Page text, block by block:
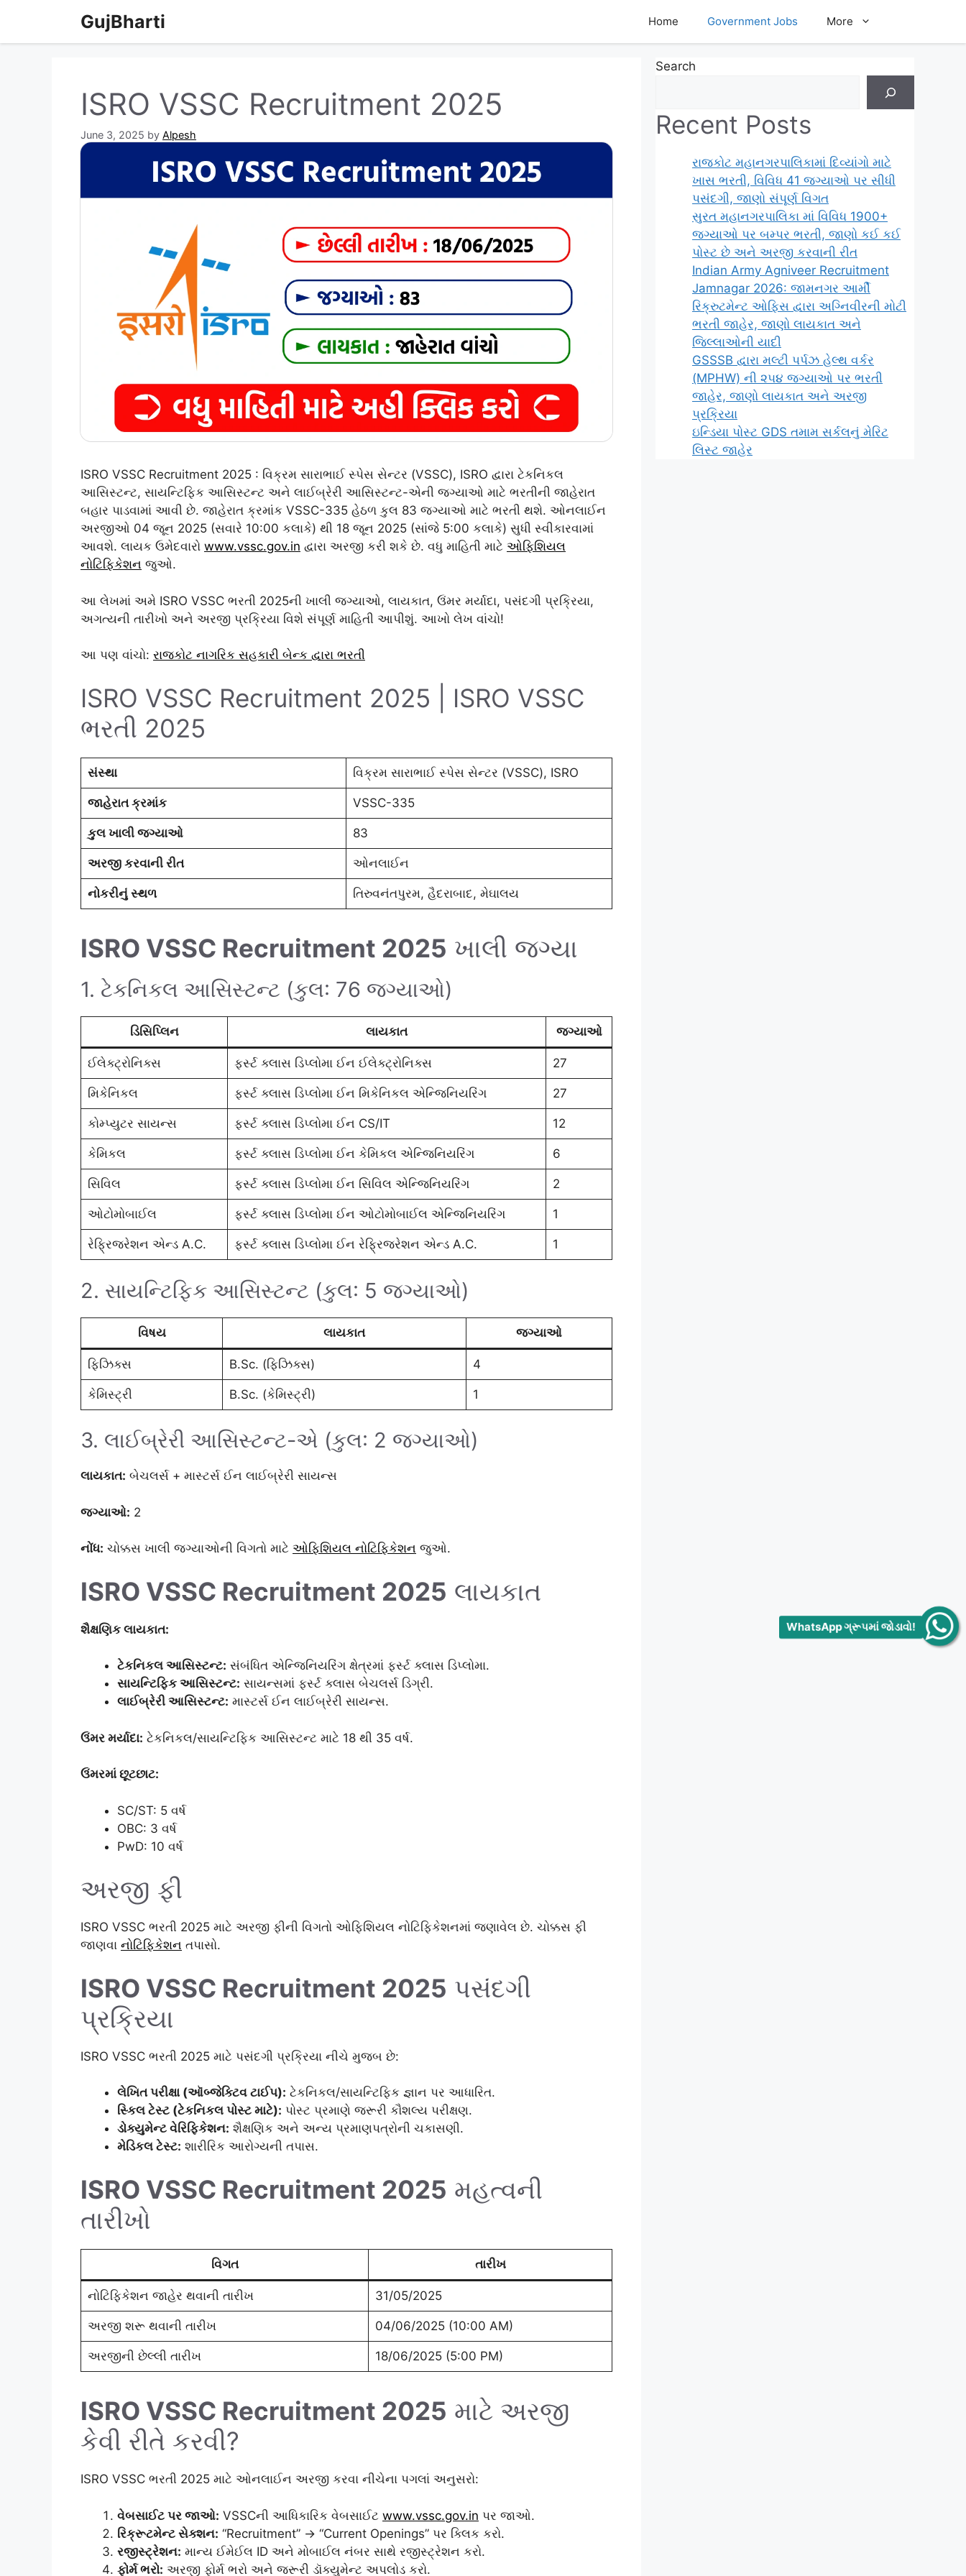
content
GujBharti Home Government Jobs More
ISRO VSSC Recruitment 2025
June 3, 2025 by Alpesh
ISRO VSSC Recruitment 2025 : વિક્રમ સારાભાઈ સ્પેસ સેન્ટર (VSSC), ISRO દ્વારા ટેકનિકલ
આસિસ્ટન્ટ, સાયન્ટિફિક આસિસ્ટન્ટ અને લાઈબ્રેરી આસિસ્ટન્ટ-એની જગ્યાઓ માટે ભરતીની જાહેરાત
બહાર પાડવામાં આવી છે. જાહેરાત ક્રમાંક VSSC-335 હેઠળ કુલ 83 જગ્યાઓ માટે ભરતી થશે. ઓનલાઈન
અરજીઓ 04 જૂન 2025 (સવારે 10:00 કલાકે) થી 18 જૂન 2025 (સાંજે 5:00 કલાકે) સુધી સ્વીકારવામાં
આવશે. લાયક ઉમેદવારો www.vssc.gov.in દ્વારા અરજી કરી શકે છે. વધુ માહિતી માટે ઓફિશિયલ
નોટિફિકેશન જુઓ.
આ લેખમાં અમે ISRO VSSC ભરતી 2025ની ખાલી જગ્યાઓ, લાયકાત, ઉંમર મર્યાદા, પસંદગી પ્રક્રિયા,
અગત્યની તારીખો અને અરજી પ્રક્રિયા વિશે સંપૂર્ણ માહિતી આપીશું. આખો લેખ વાંચો!
આ પણ વાંચો: રાજકોટ નાગરિક સહકારી બેન્ક દ્વારા ભરતી
ISRO VSSC Recruitment 2025 | ISRO VSSC
ભરતી 2025
સંસ્થા વિક્રમ સારાભાઈ સ્પેસ સેન્ટર (VSSC), ISRO
જાહેરાત ક્રમાંક VSSC-335
કુલ ખાલી જગ્યાઓ 83
અરજી કરવાની રીત ઓનલાઈન
નોકરીનું સ્થળ તિરુવનંતપુરમ, હૈદરાબાદ, મેઘાલય
ISRO VSSC Recruitment 2025 ખાલી જગ્યા
1. ટેકનિકલ આસિસ્ટન્ટ (કુલ: 76 જગ્યાઓ)
ડિસિપ્લિન લાયકાત જગ્યાઓ
ઈલેક્ટ્રોનિક્સ ફર્સ્ટ ક્લાસ ડિપ્લોમા ઈન ઈલેક્ટ્રોનિક્સ 27
મિકેનિકલ ફર્સ્ટ ક્લાસ ડિપ્લોમા ઈન મિકેનિકલ એન્જિનિયરિંગ 27
કોમ્પ્યુટર સાયન્સ ફર્સ્ટ ક્લાસ ડિપ્લોમા ઈન CS/IT 12
કેમિકલ ફર્સ્ટ ક્લાસ ડિપ્લોમા ઈન કેમિકલ એન્જિનિયરિંગ 6
સિવિલ ફર્સ્ટ ક્લાસ ડિપ્લોમા ઈન સિવિલ એન્જિનિયરિંગ 2
ઓટોમોબાઈલ ફર્સ્ટ ક્લાસ ડિપ્લોમા ઈન ઓટોમોબાઈલ એન્જિનિયરિંગ 1
રેફ્રિજરેશન એન્ડ A.C. ફર્સ્ટ ક્લાસ ડિપ્લોમા ઈન રેફ્રિજરેશન એન્ડ A.C. 1
2. સાયન્ટિફિક આસિસ્ટન્ટ (કુલ: 5 જગ્યાઓ)
વિષય લાયકાત જગ્યાઓ
ફિઝિક્સ B.Sc. (ફિઝિક્સ) 4
કેમિસ્ટ્રી B.Sc. (કેમિસ્ટ્રી) 1
3. લાઈબ્રેરી આસિસ્ટન્ટ-એ (કુલ: 2 જગ્યાઓ)
લાયકાત: બેચલર્સ + માસ્ટર્સ ઈન લાઈબ્રેરી સાયન્સ
જગ્યાઓ: 2
નોંધ: ચોક્કસ ખાલી જગ્યાઓની વિગતો માટે ઓફિશિયલ નોટિફિકેશન જુઓ.
ISRO VSSC Recruitment 2025 લાયકાત
શૈક્ષણિક લાયકાત:
ટેકનિકલ આસિસ્ટન્ટ: સંબંધિત એન્જિનિયરિંગ ક્ષેત્રમાં ફર્સ્ટ ક્લાસ ડિપ્લોમા.
સાયન્ટિફિક આસિસ્ટન્ટ: સાયન્સમાં ફર્સ્ટ ક્લાસ બેચલર્સ ડિગ્રી.
લાઈબ્રેરી આસિસ્ટન્ટ: માસ્ટર્સ ઈન લાઈબ્રેરી સાયન્સ.
ઉંમર મર્યાદા: ટેકનિકલ/સાયન્ટિફિક આસિસ્ટન્ટ માટે 18 થી 35 વર્ષ.
ઉંમરમાં છૂટછાટ:
SC/ST: 5 વર્ષ
OBC: 3 વર્ષ
PwD: 10 વર્ષ
અરજી ફી
ISRO VSSC ભરતી 2025 માટે અરજી ફીની વિગતો ઓફિશિયલ નોટિફિકેશનમાં જણાવેલ છે. ચોક્કસ ફી
જાણવા નોટિફિકેશન તપાસો.
ISRO VSSC Recruitment 2025 પસંદગી
પ્રક્રિયા
ISRO VSSC ભરતી 2025 માટે પસંદગી પ્રક્રિયા નીચે મુજબ છે:
લેખિત પરીક્ષા (ઑબ્જેક્ટિવ ટાઈપ): ટેકનિકલ/સાયન્ટિફિક જ્ઞાન પર આધારિત.
સ્કિલ ટેસ્ટ (ટેકનિકલ પોસ્ટ માટે): પોસ્ટ પ્રમાણે જરૂરી કૌશલ્ય પરીક્ષણ.
ડોક્યુમેન્ટ વેરિફિકેશન: શૈક્ષણિક અને અન્ય પ્રમાણપત્રોની ચકાસણી.
મેડિકલ ટેસ્ટ: શારીરિક આરોગ્યની તપાસ.
ISRO VSSC Recruitment 2025 મહત્વની
તારીખો
વિગત તારીખ
નોટિફિકેશન જાહેર થવાની તારીખ 31/05/2025
અરજી શરૂ થવાની તારીખ 04/06/2025 (10:00 AM)
અરજીની છેલ્લી તારીખ 18/06/2025 (5:00 PM)
ISRO VSSC Recruitment 2025 માટે અરજી
કેવી રીતે કરવી?
ISRO VSSC ભરતી 2025 માટે ઓનલાઈન અરજી કરવા નીચેના પગલાં અનુસરો:
વેબસાઈટ પર જાઓ: VSSCની આધિકારિક વેબસાઈટ www.vssc.gov.in પર જાઓ.
રિક્રૂટમેન્ટ સેક્શન: “Recruitment” → “Current Openings” પર ક્લિક કરો.
રજીસ્ટ્રેશન: માન્ય ઈમેઈલ ID અને મોબાઈલ નંબર સાથે રજીસ્ટ્રેશન કરો.
ફોર્મ ભરો: અરજી ફોર્મ ભરો અને જરૂરી ડૉક્યુમેન્ટ અપલોડ કરો.
Search
Recent Posts
રાજકોટ મહાનગરપાલિકામાં દિવ્યાંગો માટે
ખાસ ભરતી, વિવિધ 41 જગ્યાઓ પર સીધી
પસંદગી, જાણો સંપૂર્ણ વિગત
સુરત મહાનગરપાલિકા માં વિવિધ 1900+
જગ્યાઓ પર બમ્પર ભરતી, જાણો કઈ કઈ
પોસ્ટ છે અને અરજી કરવાની રીત
Indian Army Agniveer Recruitment
Jamnagar 2026: જામનગર આર્મી
રિક્રુટમેન્ટ ઓફિસ દ્વારા અગ્નિવીરની મોટી
ભરતી જાહેર, જાણો લાયકાત અને
જિલ્લાઓની યાદી
GSSSB દ્વારા મલ્ટી પર્પઝ હેલ્થ વર્કર
(MPHW) ની ૨૫૪ જગ્યાઓ પર ભરતી
જાહેર, જાણો લાયકાત અને અરજી
પ્રક્રિયા
ઇન્ડિયા પોસ્ટ GDS તમામ સર્કલનું મેરિટ
લિસ્ટ જાહેર
WhatsApp ગ્રૂપમાં જોડાવો!